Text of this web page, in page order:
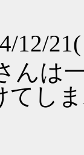
12/
んは
てし